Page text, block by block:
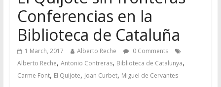
Conferencias en la
Biblioteca de Cataluña
1 March, 2017 Alberto Reche
0 Comments
Alberto Reche, Antonio Contreras, Biblioteca de Catalunya,
Carme Font, El Quijote, Joan Curbet, Miguel de Cervantes